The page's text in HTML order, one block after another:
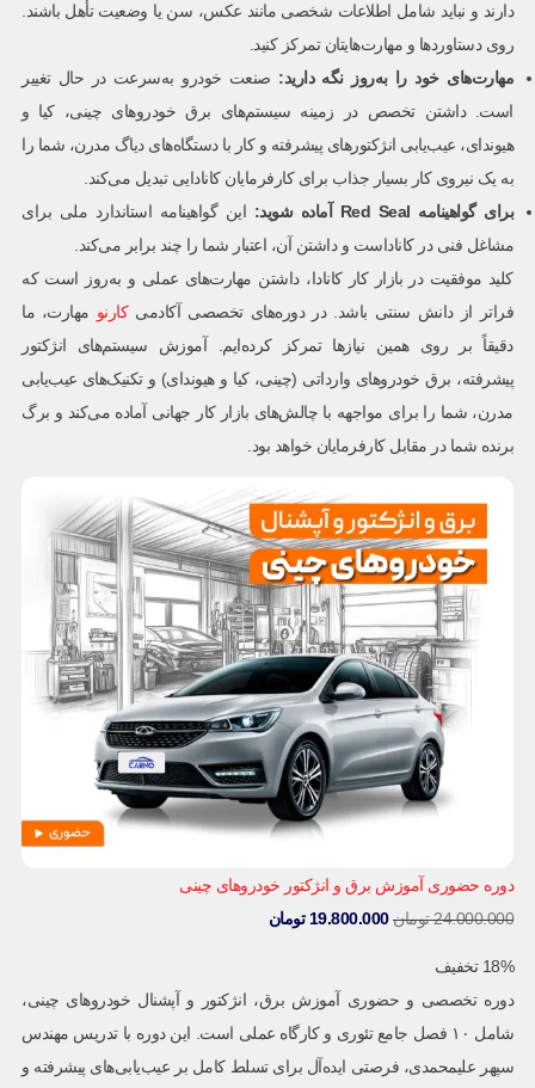
دارند و نباید شامل اطلاعات شخصی مانند عکس، سن یا وضعیت تأهل باشند.
روی دستاوردها و مهارت‌هایتان تمرکز کنید.
مهارت‌های خود را به‌روز نگه دارید: صنعت خودرو به‌سرعت در حال تغییر
است. داشتن تخصص در زمینه سیستم‌های برق خودروهای چینی، کیا و
هیوندای، عیب‌یابی انژکتورهای پیشرفته و کار با دستگاه‌های دیاگ مدرن، شما را
به یک نیروی کار بسیار جذاب برای کارفرمایان کانادایی تبدیل می‌کند.
برای گواهینامه
آماده شوید: این گواهینامه استاندارد ملی برای
مشاغل فنی در کاناداست و داشتن آن، اعتبار شما را چند برابر می‌کند.
کلید موفقیت در بازار کار کانادا، داشتن مهارت‌های عملی و به‌روز است که
فراتر از دانش سنتی باشد. در دوره‌های تخصصی آکادمیکارنو مهارت، ما
دقیقاً بر روی همین نیازها تمرکز کرده‌ایم. آموزش سیستم‌های انژکتور
پیشرفته، برق خودروهای وارداتی (چینی، کیا و هیوندای) و تکنیک‌های عیب‌یابی
مدرن، شما را برای مواجهه با چالش‌های بازار کار جهانی آماده می‌کند و برگ
برنده شما در مقابل کارفرمایان خواهد بود.
دوره حضوری آموزش برق و انژکتور خودروهای چینی
24.000.000 تومان 19.800.000 تومان
18% تخفیف
دوره تخصصی و حضوری آموزش برق، انژکتور و آپشنال خودروهای چینی،
شامل ۱۰ فصل جامع تئوری و کارگاه عملی است. این دوره با تدریس مهندس
سپهر علیمحمدی، فرصتی ایده‌آل برای تسلط کامل بر عیب‌یابی‌های پیشرفته و